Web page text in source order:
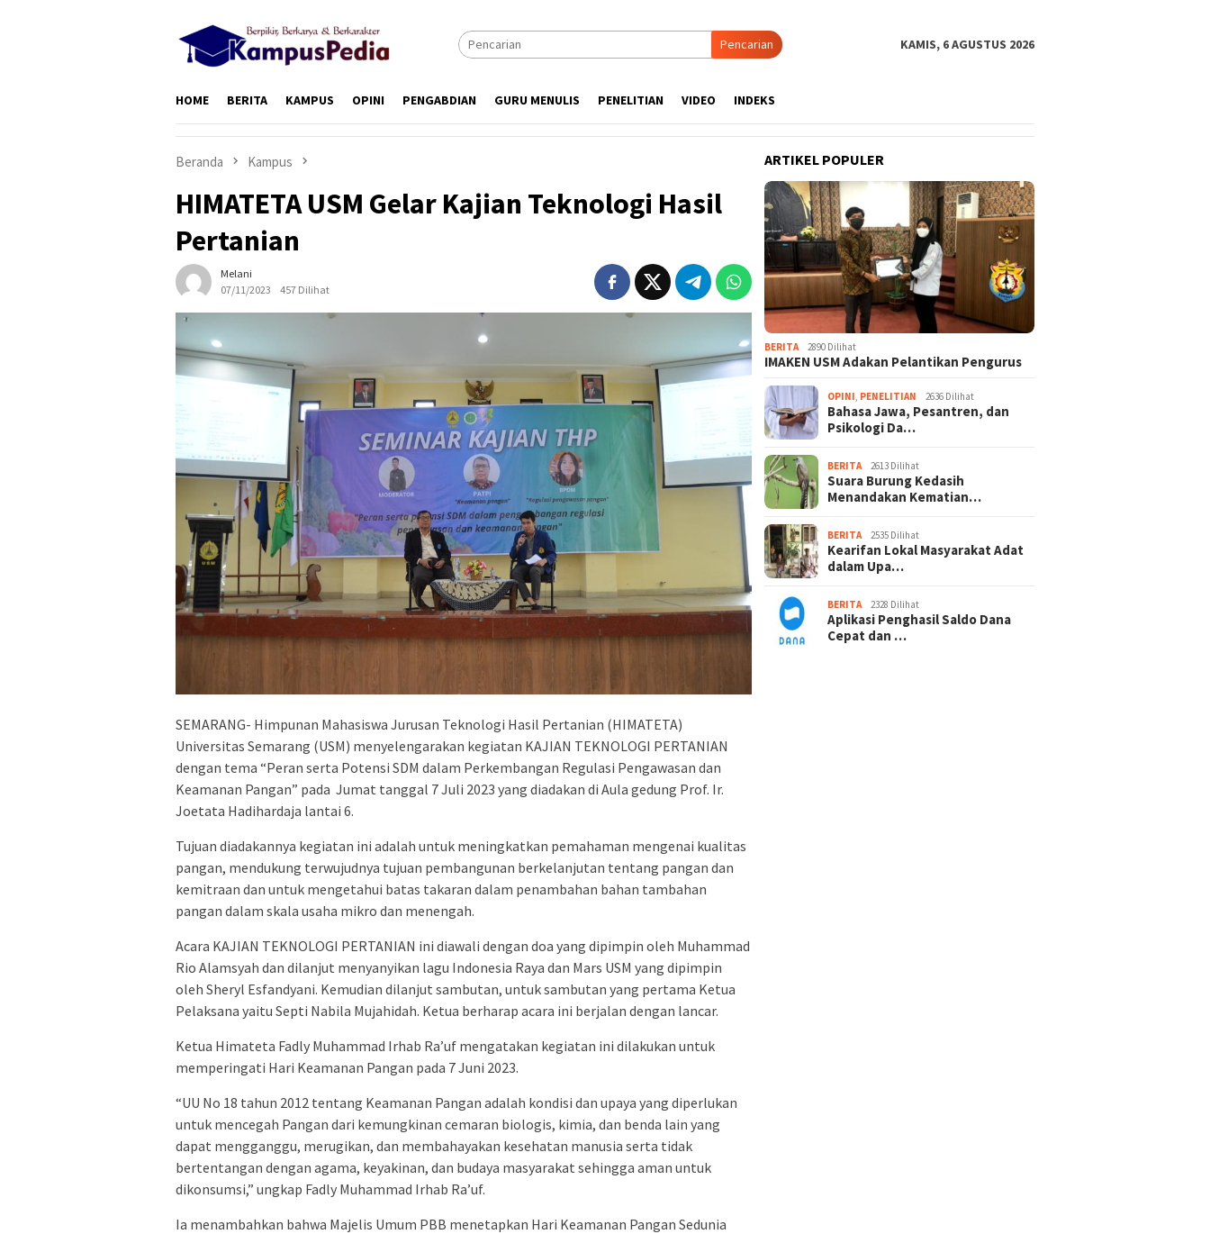
Pencarian KAMIS, 6 AGUSTUS 2026
HOME BERITA KAMPUS OPINI PENGABDIAN GURU MENULIS PENELITIAN VIDEO INDEKS
Beranda Kampus
HIMATETA USM Gelar Kajian Teknologi Hasil
Pertanian
Melani
07/11/2023
457 Dilihat
SEMARANG- Himpunan Mahasiswa Jurusan Teknologi Hasil Pertanian (HIMATETA)
Universitas Semarang (USM) menyelengarakan kegiatan KAJIAN TEKNOLOGI PERTANIAN
dengan tema “Peran serta Potensi SDM dalam Perkembangan Regulasi Pengawasan dan
Keamanan Pangan” pada Jumat tanggal 7 Juli 2023 yang diadakan di Aula gedung Prof. Ir.
Joetata Hadihardaja lantai 6.
Tujuan diadakannya kegiatan ini adalah untuk meningkatkan pemahaman mengenai kualitas
pangan, mendukung terwujudnya tujuan pembangunan berkelanjutan tentang pangan dan
kemitraan dan untuk mengetahui batas takaran dalam penambahan bahan tambahan
pangan dalam skala usaha mikro dan menengah.
Acara KAJIAN TEKNOLOGI PERTANIAN ini diawali dengan doa yang dipimpin oleh Muhammad
Rio Alamsyah dan dilanjut menyanyikan lagu Indonesia Raya dan Mars USM yang dipimpin
oleh Sheryl Esfandyani. Kemudian dilanjut sambutan, untuk sambutan yang pertama Ketua
Pelaksana yaitu Septi Nabila Mujahidah. Ketua berharap acara ini berjalan dengan lancar.
Ketua Himateta Fadly Muhammad Irhab Ra’uf mengatakan kegiatan ini dilakukan untuk
memperingati Hari Keamanan Pangan pada 7 Juni 2023.
“UU No 18 tahun 2012 tentang Keamanan Pangan adalah kondisi dan upaya yang diperlukan
untuk mencegah Pangan dari kemungkinan cemaran biologis, kimia, dan benda lain yang
dapat mengganggu, merugikan, dan membahayakan kesehatan manusia serta tidak
bertentangan dengan agama, keyakinan, dan budaya masyarakat sehingga aman untuk
dikonsumsi,” ungkap Fadly Muhammad Irhab Ra’uf.
Ia menambahkan bahwa Majelis Umum PBB menetapkan Hari Keamanan Pangan Sedunia
ARTIKEL POPULER
BERITA 2890 Dilihat
IMAKEN USM Adakan Pelantikan Pengurus
OPINI PENELITIAN 2636 Dilihat
Bahasa Jawa, Pesantren, dan
Psikologi Da…
BERITA 2613 Dilihat
Suara Burung Kedasih
Menandakan Kematian…
BERITA 2535 Dilihat
Kearifan Lokal Masyarakat Adat
dalam Upa…
BERITA 2328 Dilihat
Aplikasi Penghasil Saldo Dana
Cepat dan …